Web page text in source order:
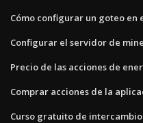
Cómo configurar un goteo en
Configurar el servidor de
Precio de las acciones de
Comprar acciones de la
Curso gratuito de